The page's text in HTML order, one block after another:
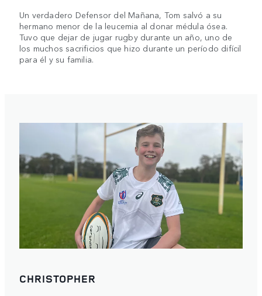
Un verdadero Defensor del Mañana, Tom salvó a su
hermano menor de la leucemia al donar médula ósea.
Tuvo que dejar de jugar rugby durante un año, uno de
los muchos sacrificios que hizo durante un período difícil
para él y su familia.
CHRISTOPHER